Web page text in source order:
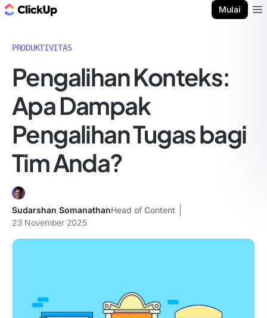
Mulai
PRODUKTIVITAS
Pengalihan Konteks:
Apa Dampak
Pengalihan Tugas bagi
Tim Anda?
Sudarshan SomanathanHead of Content
23 November 2025